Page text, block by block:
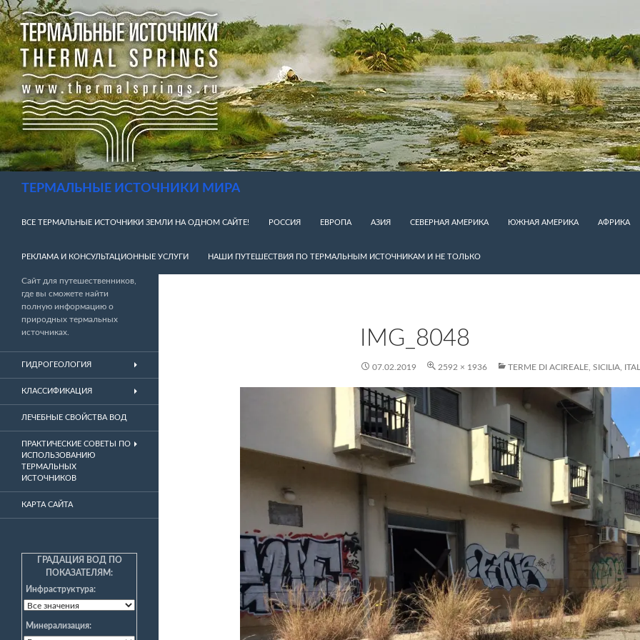
Перейти
к
содержимому
ТЕРМАЛЬНЫЕ ИСТОЧНИКИ МИРА
ВСЕ ТЕРМАЛЬНЫЕ ИСТОЧНИКИ ЗЕМЛИ НА ОДНОМ САЙТЕ! РОССИЯ ЕВРОПА АЗИЯ СЕВЕРНАЯ АМЕРИКА ЮЖНАЯ АМЕРИКА АФРИКА
РЕКЛАМА И КОНСУЛЬТАЦИОННЫЕ УСЛУГИ НАШИ ПУТЕШЕСТВИЯ ПО ТЕРМАЛЬНЫМ ИСТОЧНИКАМ И НЕ ТОЛЬКО
IMG_8048
07.02.2019 2592 × 1936 TERME DI ACIREALE, SICILIA,
Сайт для путешественников,
где вы сможете найти
полную информацию о
природных термальных
источниках.
ГИДРОГЕОЛОГИЯ
КЛАССИФИКАЦИЯ
ЛЕЧЕБНЫЕ СВОЙСТВА ВОД
ПРАКТИЧЕСКИЕ СОВЕТЫ ПО
ИСПОЛЬЗОВАНИЮ
ТЕРМАЛЬНЫХ
ИСТОЧНИКОВ
КАРТА САЙТА
ГРАДАЦИЯ ВОД ПО
ПОКАЗАТЕЛЯМ:
Инфраструктура:
Минерализация: